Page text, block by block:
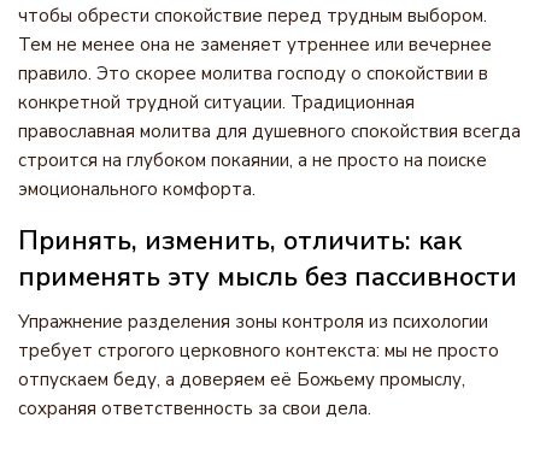
чтобы обрести спокойствие перед трудным выбором.
Тем не менее она не заменяет утреннее или вечернее
правило. Это скорее молитва господу о спокойствии в
конкретной трудной ситуации. Традиционная
православная молитва для душевного спокойствия всегда
строится на глубоком покаянии, а не просто на поиске
эмоционального комфорта.
Принять, изменить, отличить: как
применять эту мысль без пассивности
Упражнение разделения зоны контроля из психологии
требует строгого церковного контекста: мы не просто
отпускаем беду, а доверяем её Божьему промыслу,
сохраняя ответственность за свои дела.